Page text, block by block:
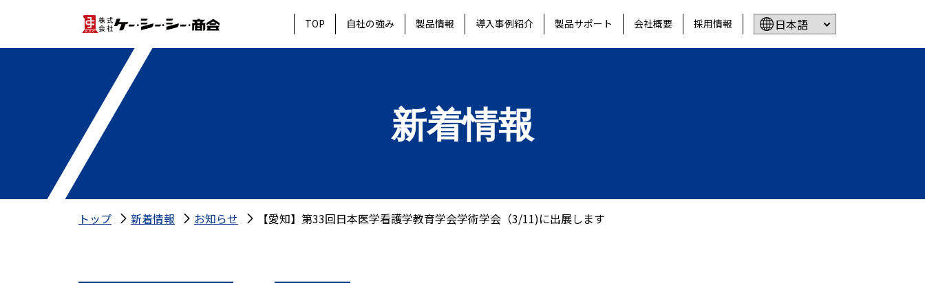
TOP 自社の強み 製品情報 導入事例紹介 製品サポート 会社概要 採用情報
新着情報
トップ 新着情報 お知らせ 【愛知】第33回日本医学看護学教育学会学術学会（3/11)に出展します